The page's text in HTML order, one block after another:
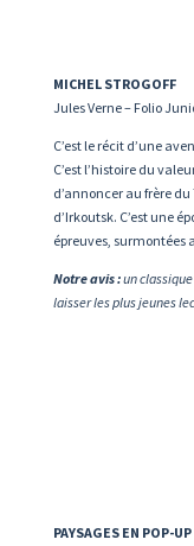
MICHEL STROGOFF
Jules Verne – Folio
C’est le récit d’une
C’est l’histoire du
d’annoncer au frère du
d’Irkoutsk. C’est une
épreuves, surmontées
Notre avis :un
laisser les plus jeunes
PAYSAGES EN POP-UP